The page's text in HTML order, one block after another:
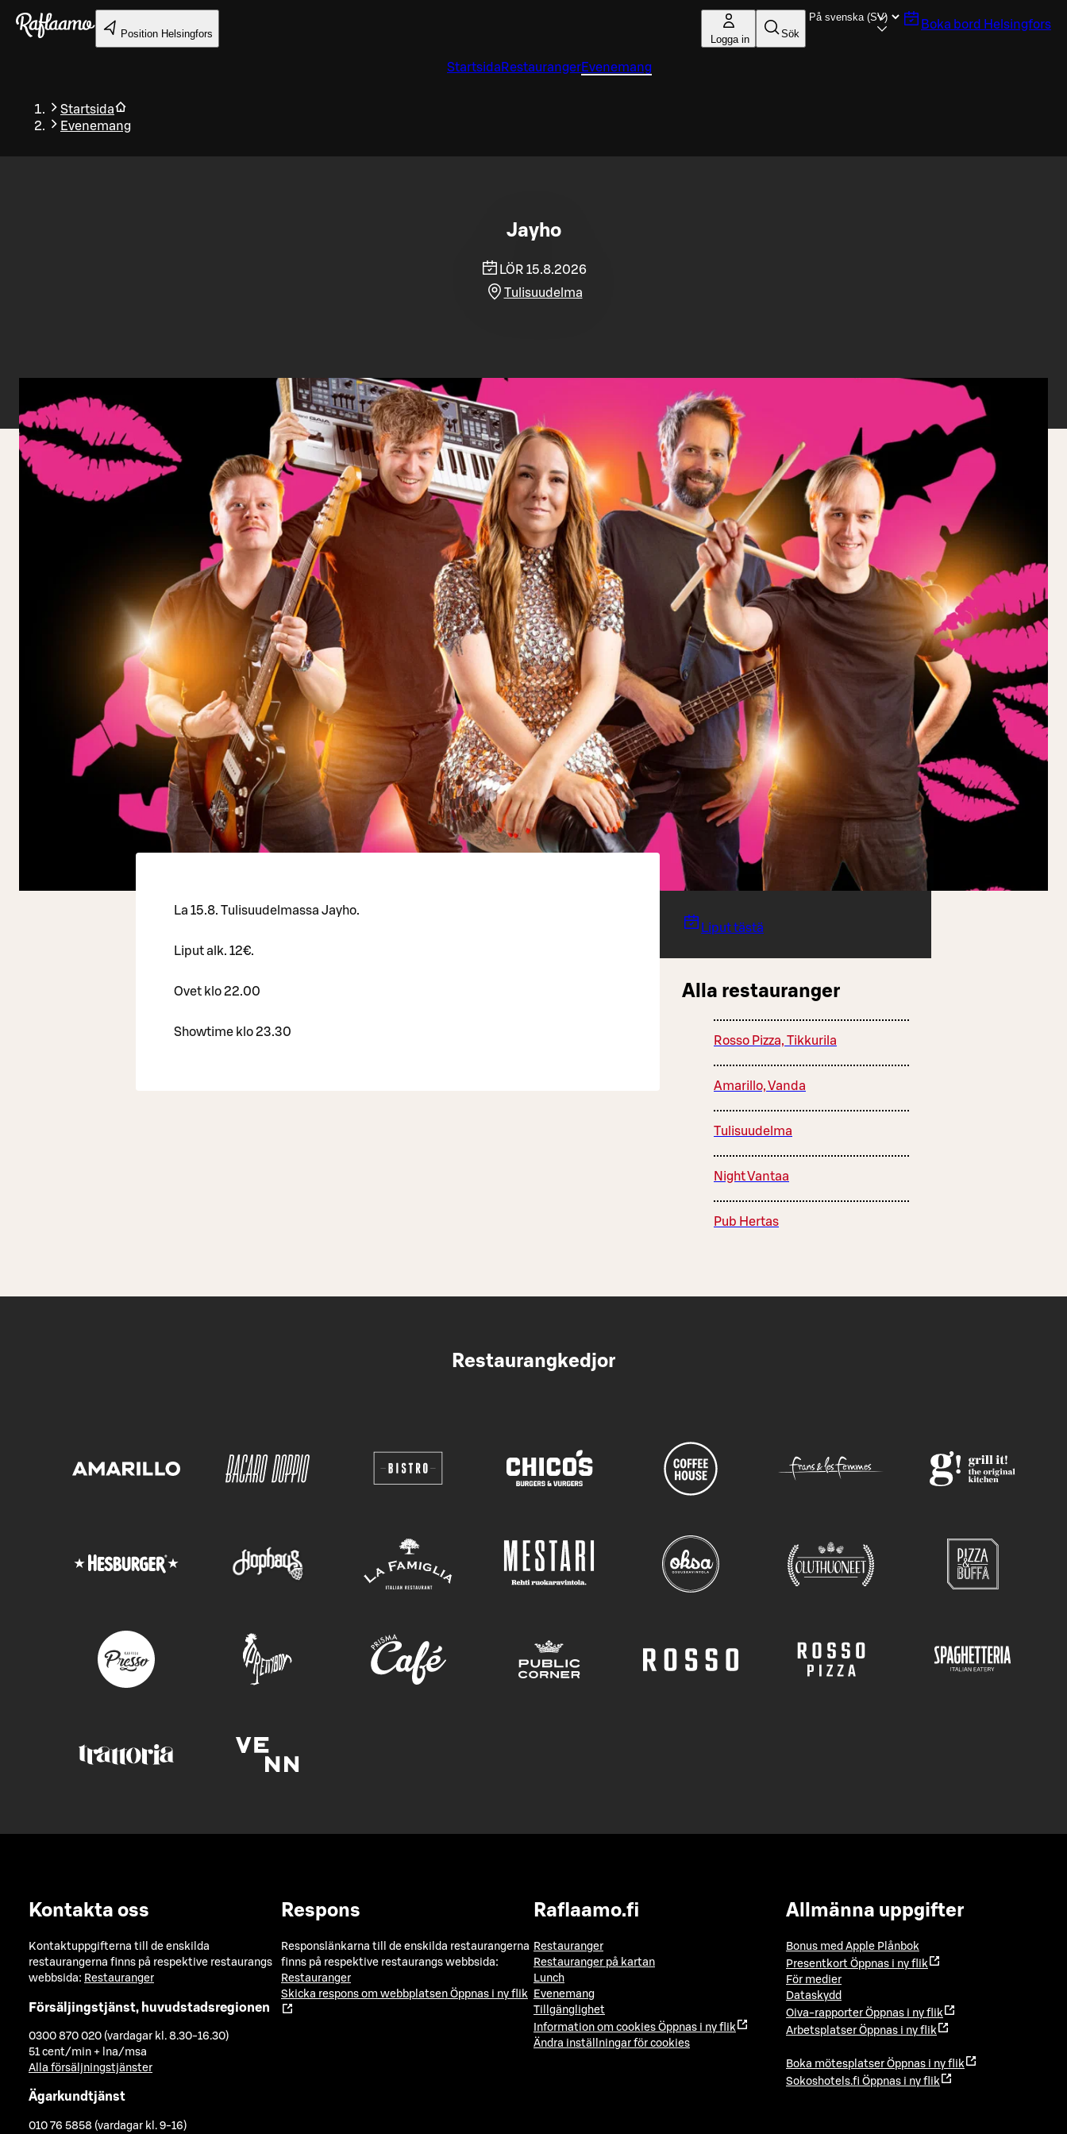
Gå till huvudinnehållet
Position Helsingfors Logga in Sök
Boka bord Helsingfors
Startsida RestaurangerEvenemang
Startsida
Evenemang
Tillbaka
Jayho
LÖR 15.8.2026
Tulisuudelma
La 15.8. Tulisuudelmassa Jayho.
Liput alk. 12€.
Ovet klo 22.00
Showtime klo 23.30
Liput tästä
Alla restauranger
Rosso Pizza, Tikkurila
Amarillo, Vanda
Tulisuudelma
Night Vantaa
Pub Hertas
Restaurangkedjor
Kontakta oss
Kontaktuppgifterna till de enskilda
restaurangerna finns på respektive restaurangs
webbsida: Restauranger
Försäljingstjänst, huvudstadsregionen
0300 870 020 (vardagar kl. 8.30-16.30)
51 cent/min + lna/msa
Alla försäljningstjänster
Ägarkundtjänst
010 76 5858 (vardagar kl. 9-16)
Respons
Responslänkarna till de enskilda restaurangerna
finns på respektive restaurangs webbsida:
Restauranger
Skicka respons om webbplatsen Öppnas i ny flik
Raflaamo.fi
Restauranger
Restauranger på kartan
Lunch
Evenemang
Tillgänglighet
Information om cookies Öppnas i ny flik
Ändra inställningar för cookies
Allmänna uppgifter
Bonus med Apple Plånbok
Presentkort Öppnas i ny flik
För medier
Dataskydd
Oiva-rapporter Öppnas i ny flik
Arbetsplatser Öppnas i ny flik
Boka mötesplatser Öppnas i ny flik
Sokoshotels.fi Öppnas i ny flik